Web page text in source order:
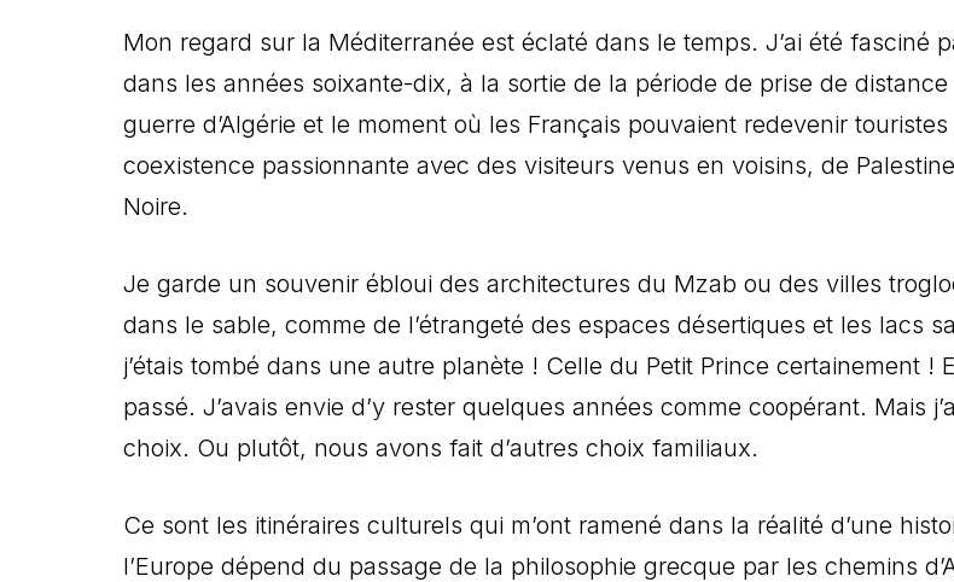
Mon regard sur la Méditerranée est éclaté dans le temps. J’ai été fasciné
dans les années soixante-dix, à la sortie de la période de prise de
guerre d’Algérie et le moment où les Français pouvaient redevenir
coexistence passionnante avec des visiteurs venus en voisins, de
Noire.
Je garde un souvenir ébloui des architectures du Mzab ou des villes
dans le sable, comme de l’étrangeté des espaces désertiques et les lacs
j’étais tombé dans une autre planète ! Celle du Petit Prince certainement !
passé. J’avais envie d’y rester quelques années comme coopérant. Mais
choix. Ou plutôt, nous avons fait d’autres choix familiaux.
Ce sont les itinéraires culturels qui m’ont ramené dans la réalité d’une
l’Europe dépend du passage de la philosophie grecque par les chemins